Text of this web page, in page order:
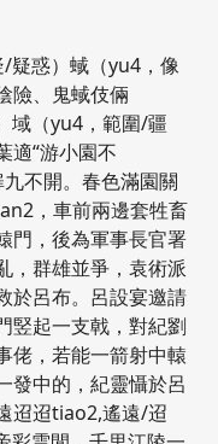
疑惑）蜮（yu4，像
險、鬼蜮伎倆
域（yu4，範圍/疆
適“游小園不
不開。春色滿園關
，車前兩邊套牲畜
門，後為軍事長官署
，群雄並爭，袁術派
於呂布。呂設宴邀請
竪起一支戟，對紀劉
佬，若能一箭射中轅
發中的，紀靈懾於呂
迢迢tiao2,遙遠/迢